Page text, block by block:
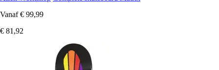
Vanaf € 99,99
€ 81,92